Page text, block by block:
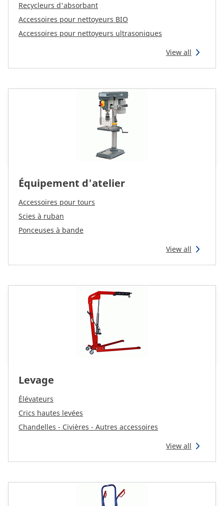
Recycleurs d'absorbant
Accessoires pour nettoyeurs BIO
Accessoires pour nettoyeurs ultrasoniques
View all
Équipement d'atelier
Accessoires pour tours
Scies à ruban
Ponceuses à bande
View all
Levage
Élévateurs
Crics hautes levées
Chandelles - Civières - Autres accessoires
View all